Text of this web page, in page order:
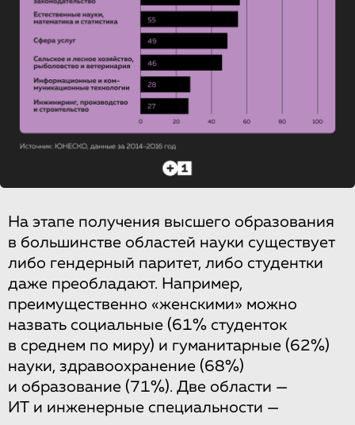
На этапе получения высшего образования
в большинстве областей науки существует
либо гендерный паритет, либо студентки
даже преобладают. Например,
преимущественно «женскими» можно
назвать социальные (61% студенток
в среднем по миру) и гуманитарные (62%)
науки, здравоохранение (68%)
и образование (71%). Две области —
ИТ и инженерные специальности —